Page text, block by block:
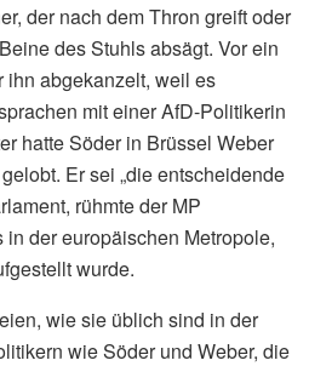
der nach dem Thron greift oder
des Stuhls absägt. Vor ein
ihn abgekanzelt, weil es
mit einer AfD-Politikerin
hatte Söder in Brüssel Weber
Er sei „die entscheidende
rühmte der MP
der europäischen Metropole,
wurde.
wie sie üblich sind in der
wie Söder und Weber, die